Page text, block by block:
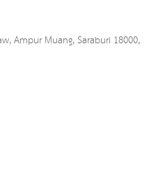
Ampur Muang, Saraburi 18000,